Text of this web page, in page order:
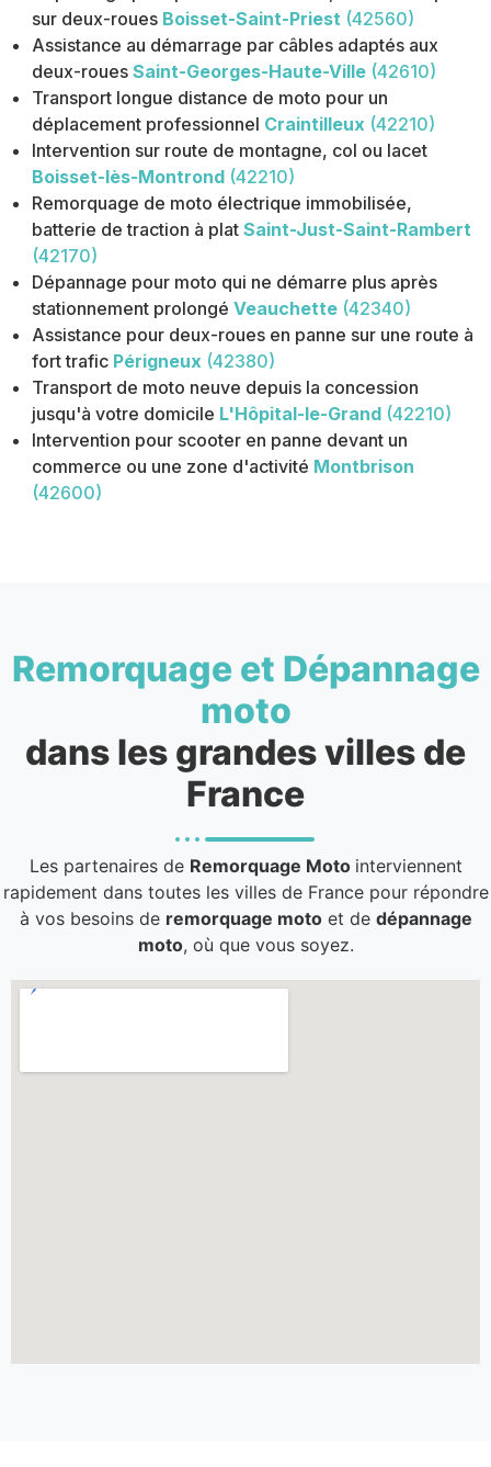
sur deux-roues Boisset-Saint-Priest (42560)
Assistance au démarrage par câbles adaptés aux
deux-roues Saint-Georges-Haute-Ville (42610)
Transport longue distance de moto pour un
déplacement professionnel Craintilleux (42210)
Intervention sur route de montagne, col ou lacet
Boisset-lès-Montrond (42210)
Remorquage de moto électrique immobilisée,
batterie de traction à plat Saint-Just-Saint-Rambert
(42170)
Dépannage pour moto qui ne démarre plus après
stationnement prolongé Veauchette (42340)
Assistance pour deux-roues en panne sur une route à
fort trafic Périgneux (42380)
Transport de moto neuve depuis la concession
jusqu'à votre domicile L'Hôpital-le-Grand (42210)
Intervention pour scooter en panne devant un
commerce ou une zone d'activité Montbrison
(42600)
Remorquage et Dépannage
moto
dans les grandes villes de
France
Les partenaires de Remorquage Moto interviennent
rapidement dans toutes les villes de France pour répondre
à vos besoins de remorquage motoet de dépannage
moto, où que vous soyez.